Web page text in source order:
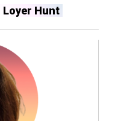
Loyer Hunt